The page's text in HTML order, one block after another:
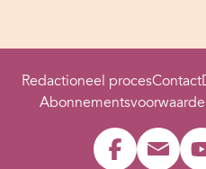
Redactioneel procesContact